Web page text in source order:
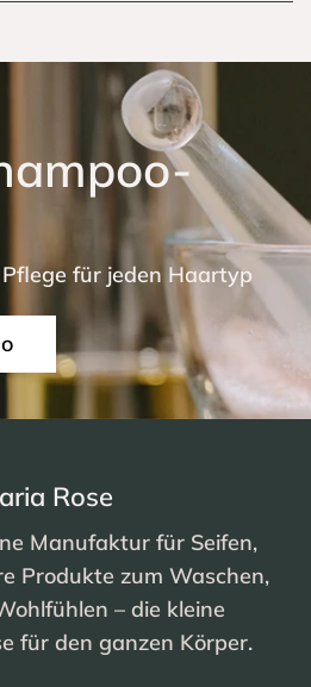
für jeden Haartyp
Rose
Manufaktur für Seifen,
Produkte zum Waschen,
– die kleine
für den ganzen Körper.